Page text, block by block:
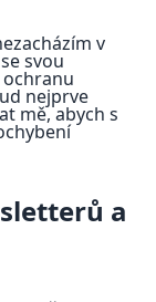
v
svou
nejprve
mě, abych s
a